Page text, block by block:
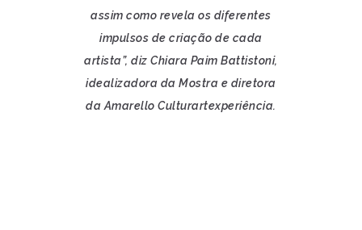
assim como revela os diferentes
impulsos de criação de cada
artista”, diz Chiara Paim Battistoni,
idealizadora da Mostra e diretora
da Amarello Culturartexperiência.